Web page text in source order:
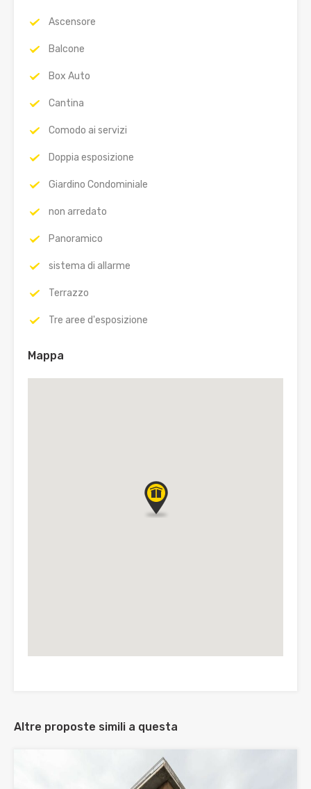
Ascensore
Balcone
Box Auto
Cantina
Comodo ai servizi
Doppia esposizione
Giardino Condominiale
non arredato
Panoramico
sistema di allarme
Terrazzo
Tre aree d'esposizione
Mappa
Altre proposte simili a questa